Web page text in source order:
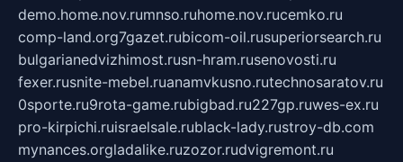
demo.home.nov.rumnso.ruhome.nov.rucemko.ru
comp-land.org7gazet.rubicom-oil.rusuperiorsearch.ru
bulgarianedvizhimost.rusn-hram.rusenovosti.ru
fexer.rusnite-mebel.ruanamvkusno.rutechnosaratov.ru
0sporte.ru9rota-game.rubigbad.ru227gp.ruwes-ex.ru
pro-kirpichi.ruisraelsale.rublack-lady.rustroy-db.com
mynances.orgladalike.ruzozor.rudvigremont.ru